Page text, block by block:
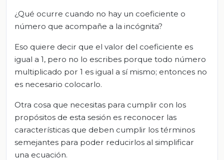
¿Qué ocurre cuando no hay un coeficiente o
número que acompañe a la incógnita?
Eso quiere decir que el valor del coeficiente es
igual a 1, pero no lo escribes porque todo número
multiplicado por 1 es igual a sí mismo; entonces no
es necesario colocarlo.
Otra cosa que necesitas para cumplir con los
propósitos de esta sesión es reconocer las
características que deben cumplir los términos
semejantes para poder reducirlos al simplificar
una ecuación.